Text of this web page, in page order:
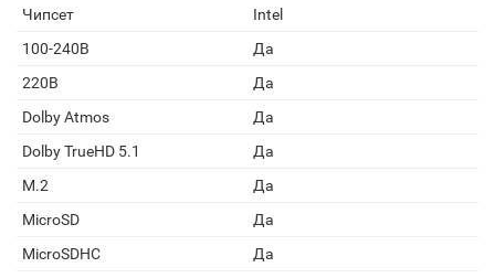
Чипсет
Intel
100-240В
Да
220В
Да
Dolby Atmos
Да
Dolby TrueHD 5.1
Да
M.2
Да
MicroSD
Да
MicroSDHC
Да